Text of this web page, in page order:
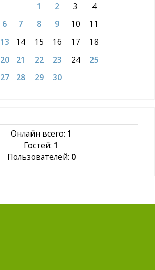
1 2 3
4
6 7 8 9 10
11
13 14 15 16 17
18
20 21 22 23 24
25
27 28 29 30
Онлайн всего: 1
Гостей: 1
Пользователей: 0